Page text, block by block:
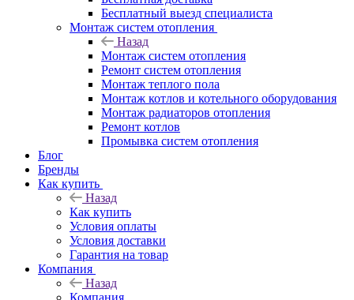
Бесплатный выезд специалиста
Монтаж систем отопления
Назад
Монтаж систем отопления
Ремонт систем отопления
Монтаж теплого пола
Монтаж котлов и котельного оборудования
Монтаж радиаторов отопления
Ремонт котлов
Промывка систем отопления
Блог
Бренды
Как купить
Назад
Как купить
Условия оплаты
Условия доставки
Гарантия на товар
Компания
Назад
Компания